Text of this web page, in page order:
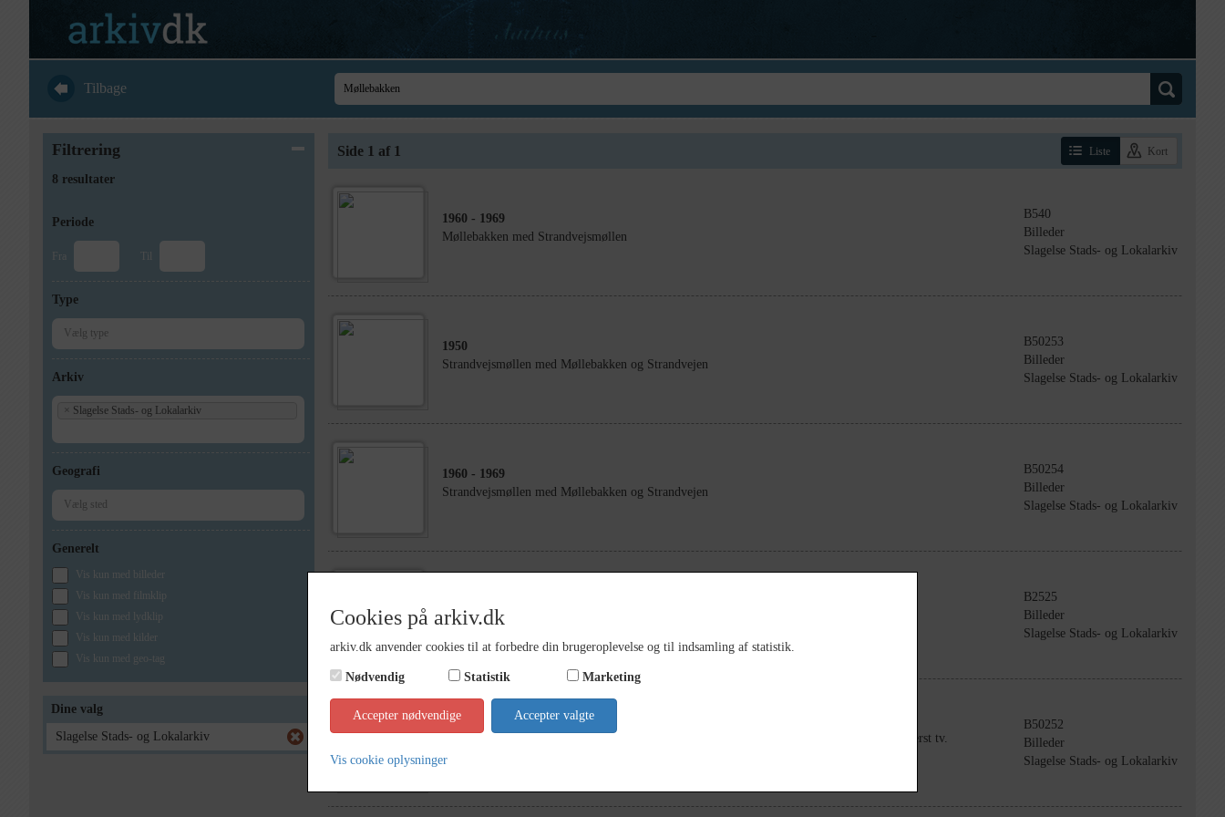
Tilbage
Filtrering
8 resultater
Periode
Fra Til
Type
Arkiv
× Slagelse Stads- og Lokalarkiv
Geografi
Generelt
Vis kun med billeder
Vis kun med filmklip
Vis kun med lydklip
Vis kun med kilder
Vis kun med geo-tag
Dine valg
Slagelse Stads- og Lokalarkiv
Side 1 af 1 Liste Kort
1960 - 1969
Møllebakken med Strandvejsmøllen
B540
Billeder
Slagelse Stads- og Lokalarkiv
1950
Strandvejsmøllen med Møllebakken og Strandvejen
B50253
Billeder
Slagelse Stads- og Lokalarkiv
1960 - 1969
Strandvejsmøllen med Møllebakken og Strandvejen
B50254
Billeder
Slagelse Stads- og Lokalarkiv
Hjørnet af Korsørvej og Møllebakken
B2525
Billeder
Slagelse Stads- og Lokalarkiv
1956
Strandvejsmøllen med Møllebakken og Strandvejen. Nederst th. Bredegades Møllegård. Øverst tv.
Møllevangen
B50252
Billeder
Slagelse Stads- og Lokalarkiv
Cookies på arkiv.dk
arkiv.dk anvender cookies til at forbedre din brugeroplevelse og til indsamling af statistik.
Nødvendig Statistik Marketing
Accepter nødvendige Accepter valgte
Vis cookie oplysninger